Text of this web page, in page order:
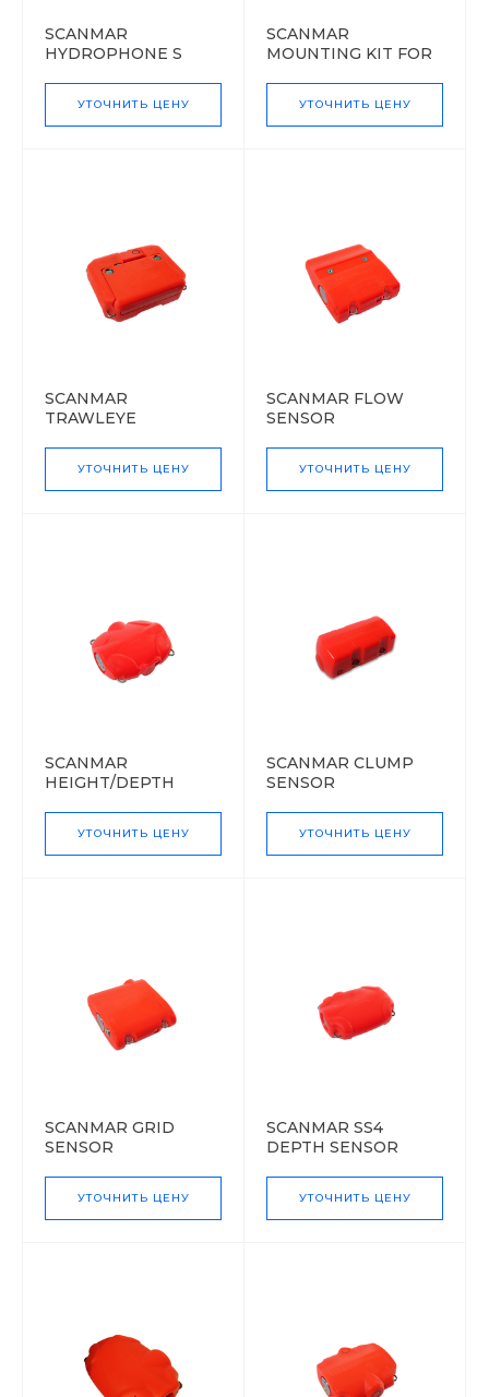
SCANMAR
HYDROPHONE S
УТОЧНИТЬ ЦЕНУ
SCANMAR
MOUNTING KIT FOR
УТОЧНИТЬ ЦЕНУ
SCANMAR
TRAWLEYE
УТОЧНИТЬ ЦЕНУ
SCANMAR FLOW
SENSOR
УТОЧНИТЬ ЦЕНУ
SCANMAR
HEIGHT/DEPTH
УТОЧНИТЬ ЦЕНУ
SCANMAR CLUMP
SENSOR
УТОЧНИТЬ ЦЕНУ
SCANMAR GRID
SENSOR
УТОЧНИТЬ ЦЕНУ
SCANMAR SS4
DEPTH SENSOR
УТОЧНИТЬ ЦЕНУ